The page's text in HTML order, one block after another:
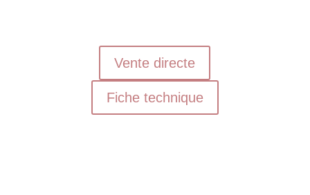
Vente directe
Fiche technique